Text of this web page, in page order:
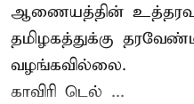
ஆணையத்தின்
தமிழகத்துக்கு
வழங்கவில்லை.
காவிரி டெல் ...